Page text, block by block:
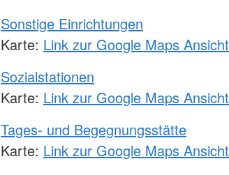
Sonstige Einrichtungen
Karte: Link zur Google Maps Ansicht
Sozialstationen
Karte: Link zur Google Maps Ansicht
Tages- und Begegnungsstätte
Karte: Link zur Google Maps Ansicht